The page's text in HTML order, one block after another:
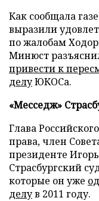
Как сообщала
выразили
по жалобам
Минюст
привести к
делуЮКОСа.
«Месседж»
Глава
права, член
президенте
Страсбургский
которые он уже
делув 2011 году.